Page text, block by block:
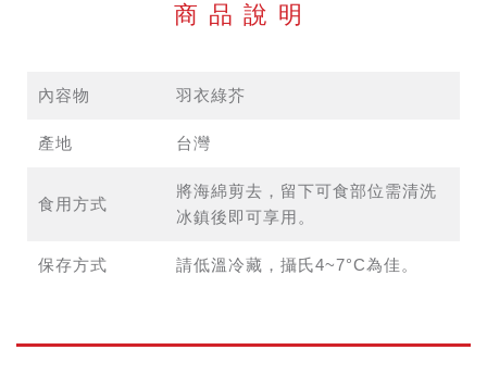
商品說明
內容物 羽衣綠芥
產地 台灣
食用方式
將海綿剪去，留下可食部位需清洗
冰鎮後即可享用。
保存方式 請低溫冷藏，攝氏4~7°C為佳。